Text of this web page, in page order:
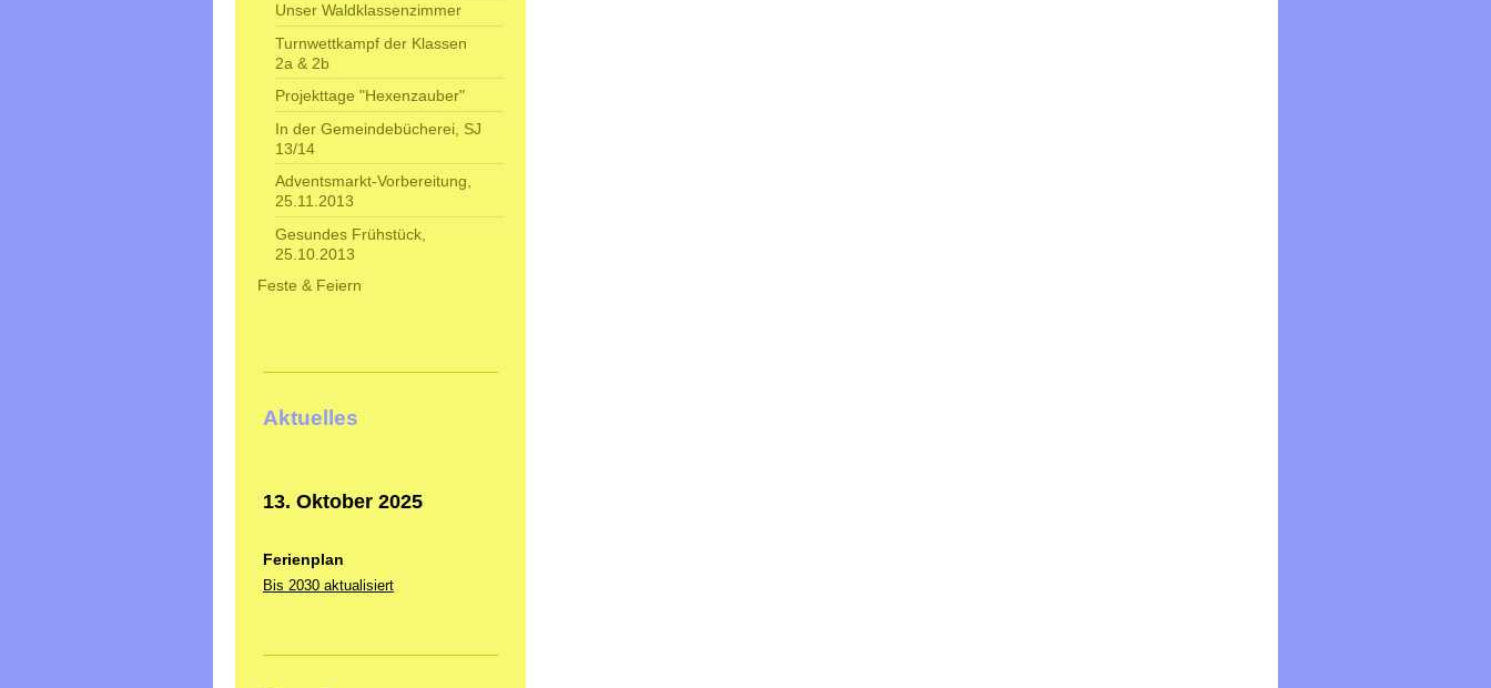
Unser Waldklassenzimmer
Turnwettkampf der Klassen
2a & 2b
Projekttage "Hexenzauber"
In der Gemeindebücherei, SJ
13/14
Adventsmarkt-Vorbereitung,
25.11.2013
Gesundes Frühstück,
25.10.2013
Feste & Feiern
Aktuelles
13. Oktober 2025
Ferienplan
Bis 2030 aktualisiert